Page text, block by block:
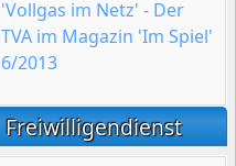
'Vollgas im Netz' - Der
TVA im Magazin 'Im Spiel'
6/2013
Freiwilligendienst